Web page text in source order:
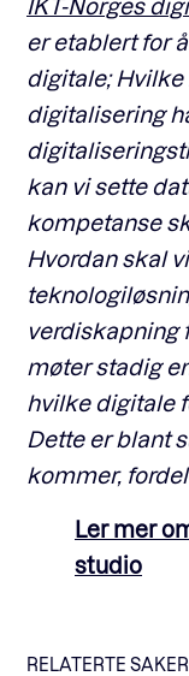
IKT-Norges
er etablert for
digitale;
digitalisering
kan vi sette
kompetanse
Hvordan skal
verdiskapning
møter stadig
hvilke digitale
Dette er blant
kommer,
Ler mer
studio
RELATERTE